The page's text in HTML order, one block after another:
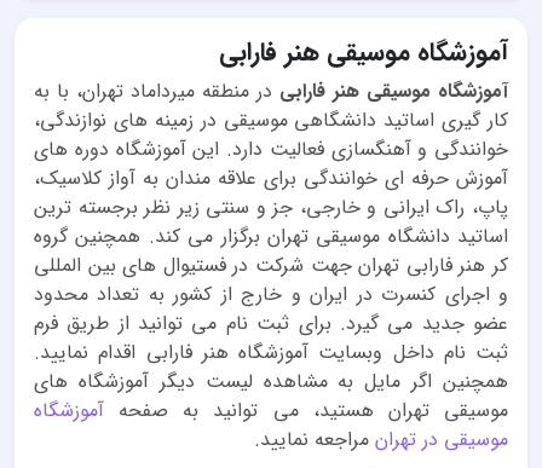
آموزشگاه موسیقی هنر فارابی
آموزشگاه موسیقی هنر فارابی در منطقه میرداماد تهران، با به
کار گیری اساتید دانشگاهی موسیقی در زمینه های نوازندگی،
خوانندگی و آهنگسازی فعالیت دارد. این آموزشگاه دوره های
آموزش حرفه ای خوانندگی برای علاقه مندان به آواز کلاسیک،
پاپ، راک ایرانی و خارجی، جز و سنتی زیر نظر برجسته ترین
اساتید دانشگاه موسیقی تهران برگزار می کند. همچنین گروه
کر هنر فارابی تهران جهت شرکت در فستیوال های بین المللی
و اجرای کنسرت در ایران و خارج از کشور به تعداد محدود
عضو جدید می گیرد. برای ثبت نام می توانید از طریق فرم
ثبت نام داخل وبسایت آموزشگاه هنر فارابی اقدام نمایید.
همچنین اگر مایل به مشاهده لیست دیگر آموزشگاه های
موسیقی تهران هستید، می توانید به صفحه آموزشگاه
موسیقی در تهران مراجعه نمایید.